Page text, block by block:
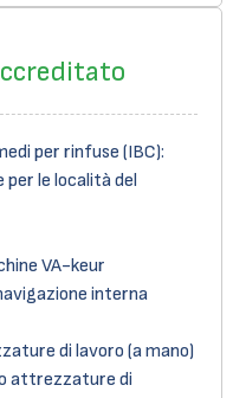
per rinfuse (IBC):
le località del
VA-keur
interna
di lavoro (a mano)
attrezzature di